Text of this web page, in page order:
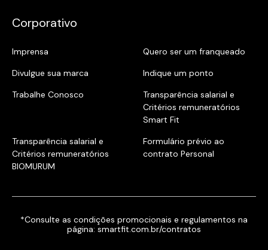
Corporativo
Imprensa
Quero ser um franqueado
Divulgue sua marca
Indique um ponto
Trabalhe Conosco
Transparência salarial e
Critérios remuneratórios
Smart Fit
Transparência salarial e
Critérios remuneratórios
BIOMURUM
Formulário prévio ao
contrato Personal
*Consulte as condições promocionais e regulamentos na
página: smartfit.com.br/contratos